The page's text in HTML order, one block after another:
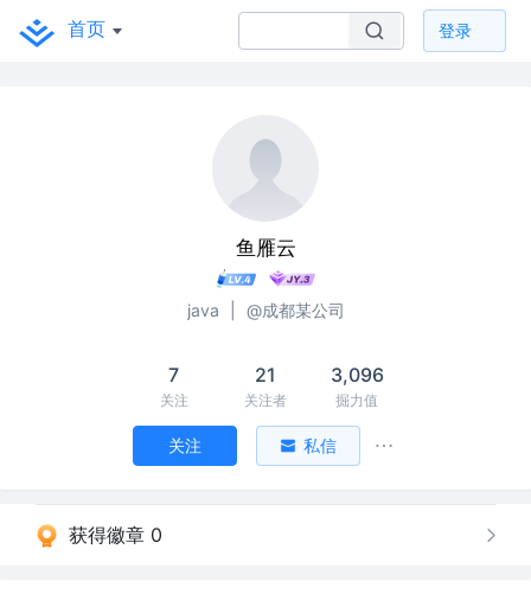
首页 登录
鱼雁云
java @成都某公司
7
关注
21
关注者
3,096
掘力值
关注 私信
获得徽章 0